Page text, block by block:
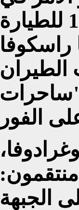
أكتوبر/ تشرين الأول 1941 للطيارة
راسكوفا
الطيران
"ساحرات
الجبهة